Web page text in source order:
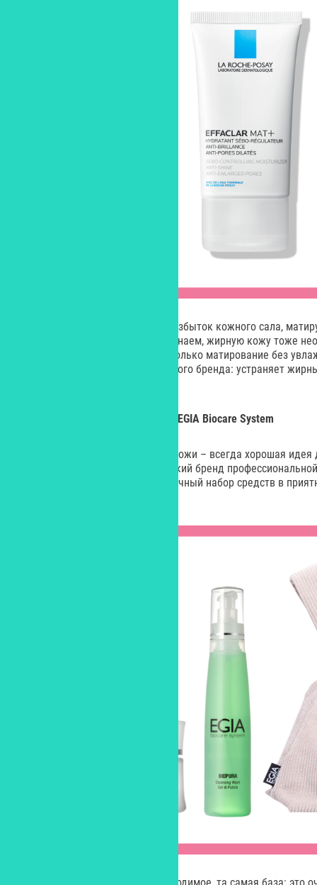
Компонент себулиз уменьшает избыток кожного сала,
глицерин – увлажняет. Как мы знаем, жирную кожу тоже
допуская ее обезвоживания – только матирование без
это и делает новинка французского бренда: устраняет
Latte Bloom, EGIA Biocare System
Базовый уход для любого типа кожи – всегда хорошая
думаем не только мы: итальянский бренд
System к весне выпустил подарочный набор средств в